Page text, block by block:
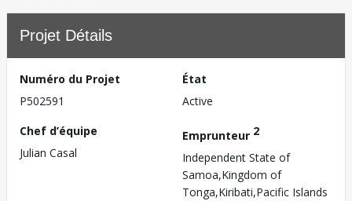
Projet Détails
Numéro du Projet
P502591
État
Active
Chef d’équipe
Julian Casal
Emprunteur 2
Independent State of
Samoa,Kingdom of
Tonga,Kiribati,Pacific Islands